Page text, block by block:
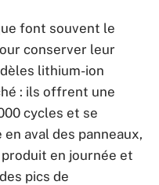
font souvent le
conserver leur
lithium-ion
: ils offrent une
cycles et se
aval des panneaux,
en journée et
pics de